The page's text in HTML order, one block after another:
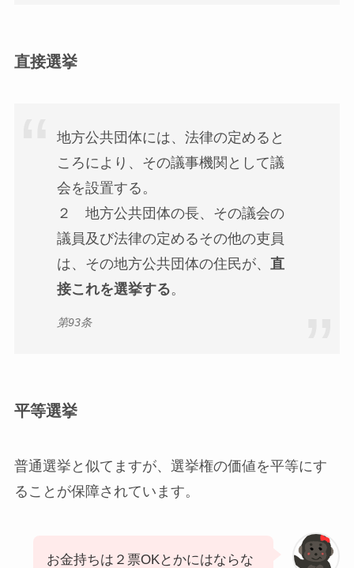
直接選挙
地方公共団体には、法律の定めると
ころにより、その議事機関として議
会を設置する。
２ 地方公共団体の長、その議会の
議員及び法律の定めるその他の吏員
は、その地方公共団体の住民が、 直
接これを選挙する。
第93条
平等選挙
普通選挙と似てますが、選挙権の価値を平等にす
ることが保障されています。
お金持ちは２票OKとかにはならな